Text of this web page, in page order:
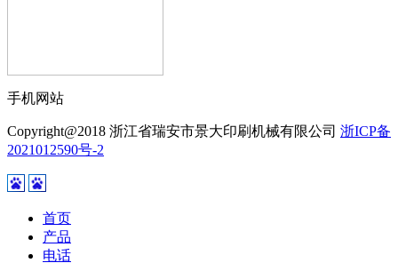
手机网站
Copyright@2018 浙江省瑞安市景大印刷机械有限公司 浙ICP备
2021012590号-2
首页
产品
电话